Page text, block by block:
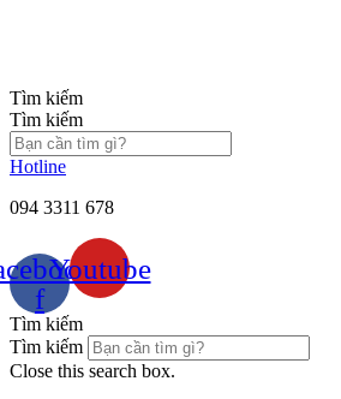
Tìm kiếm
Tìm kiếm
Hotline
094 3311 678
f
Youtube
Tìm kiếm
Tìm kiếm
Close this search box.